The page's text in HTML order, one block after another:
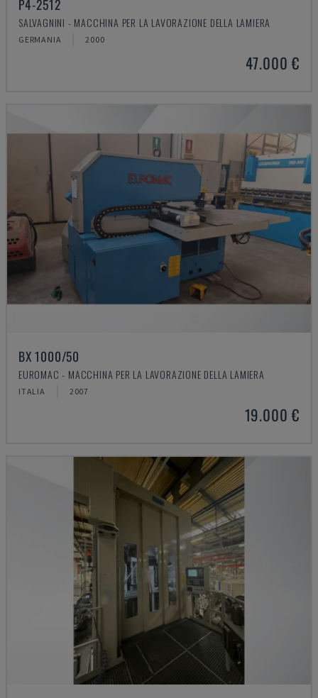
P4-2512
SALVAGNINI - MACCHINA PER LA LAVORAZIONE DELLA LAMIERA
GERMANIA 2000
47.000 €
BX 1000/50
EUROMAC - MACCHINA PER LA LAVORAZIONE DELLA LAMIERA
ITALIA 2007
19.000 €